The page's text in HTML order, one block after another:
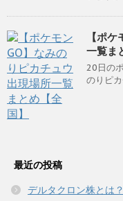
【ポ
一覧ま
20日の
のりピ
最近の投稿
デルタクロン株とは